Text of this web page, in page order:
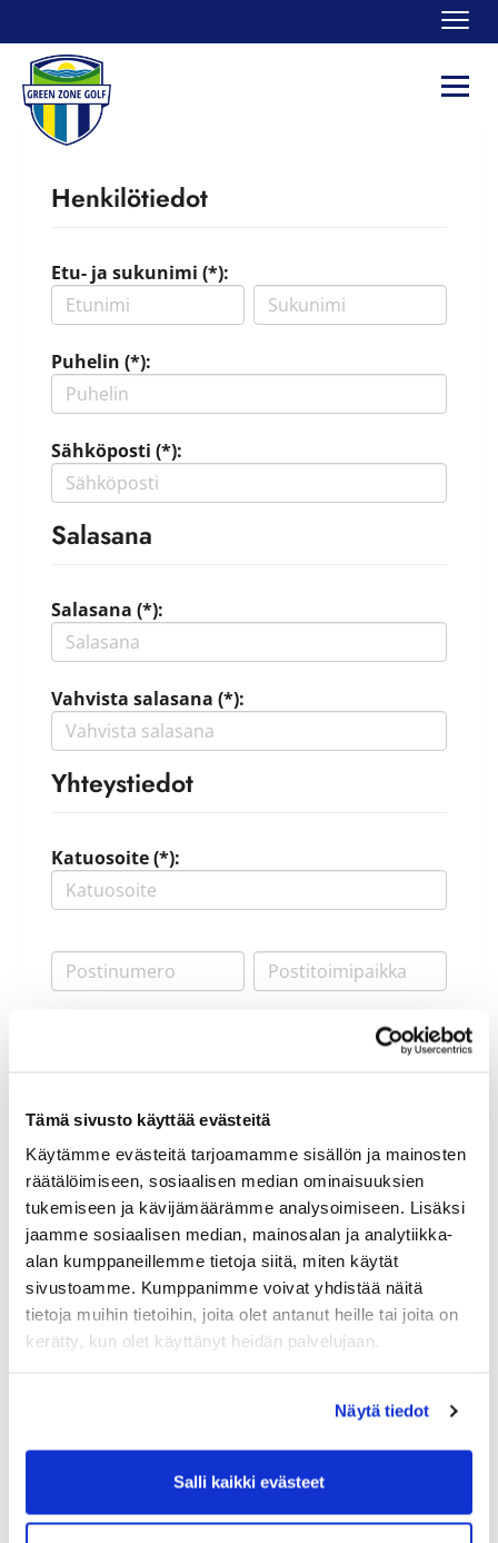
Tämä sivusto käyttää evästeitä
Käytämme evästeitä tarjoamamme sisällön ja mainosten
räätälöimiseen, sosiaalisen median ominaisuuksien
tukemiseen ja kävijämäärämme analysoimiseen. Lisäksi
jaamme sosiaalisen median, mainosalan ja analytiikka-
alan kumppaneillemme tietoja siitä, miten käytät
sivustoamme. Kumppanimme voivat yhdistää näitä
tietoja muihin tietoihin, joita olet antanut heille tai joita on
kerätty, kun olet käyttänyt heidän palvelujaan.
Näytä tiedot
Salli kaikki evästeet
Henkilötiedot
Etu- ja sukunimi (*):
Puhelin (*):
Sähköposti (*):
Salasana
Salasana (*):
Vahvista salasana (*):
Yhteystiedot
Katuosoite (*):
Golf jäsenyys
Valitse seura:
Jäsennumero:
Lisätiedot